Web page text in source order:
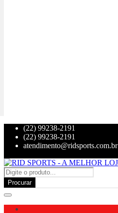
(22) 99238-2191
(22) 99238-2191
atendimento@ridsports.com.br
Procurar